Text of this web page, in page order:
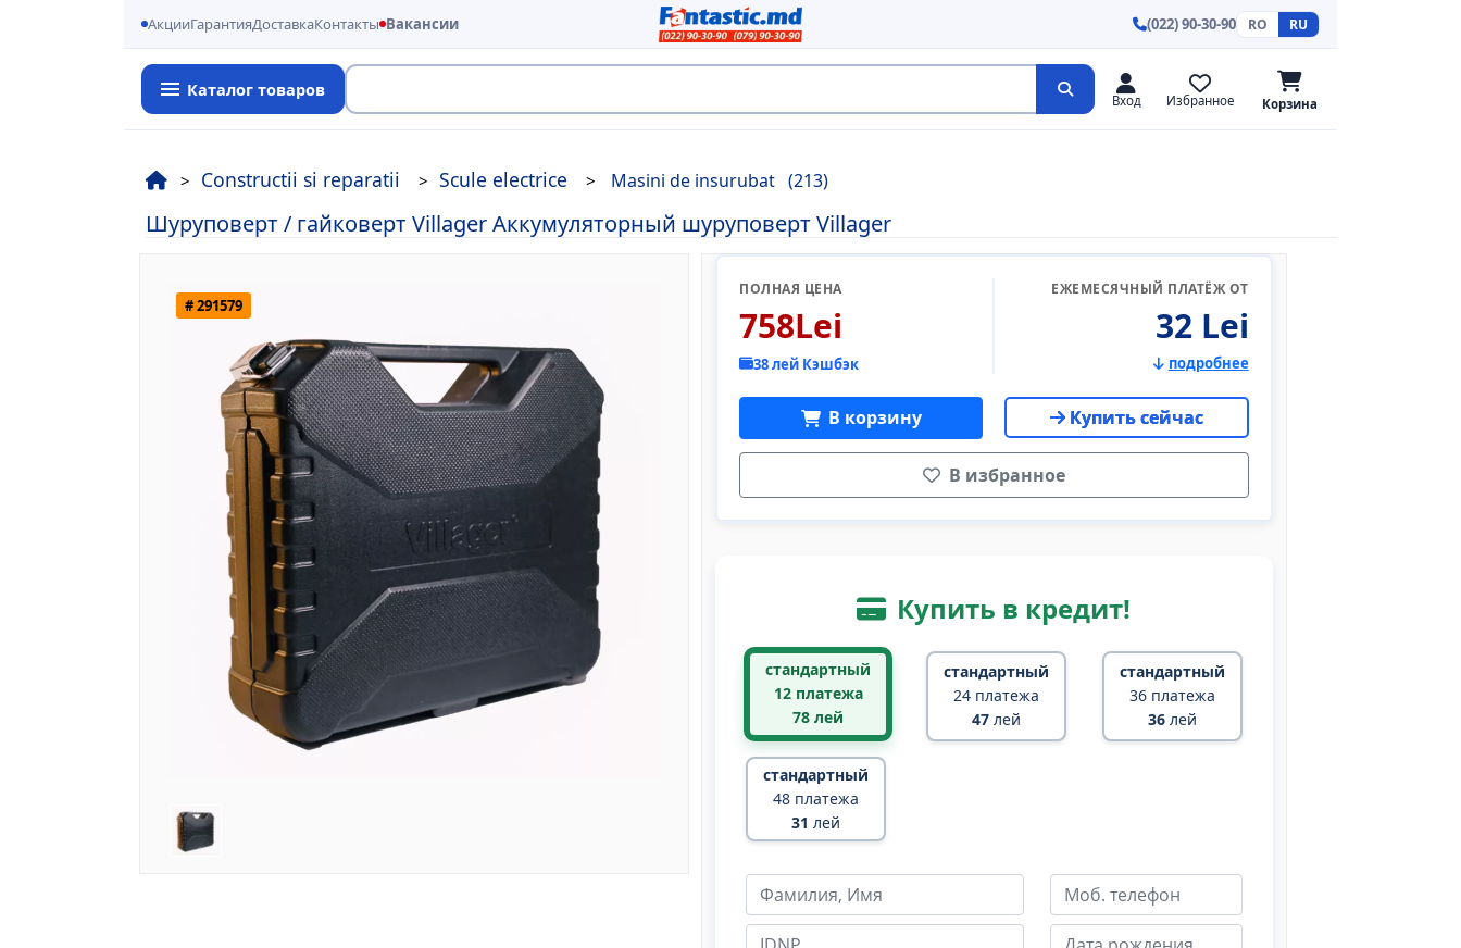
АкцииГарантияДоставкаКонтакты Вакансии (022) 90-30-90 RO RU
Каталог товаров
Вход Избранное Корзина
Constructii si reparatii Scule electrice Masini de insurubat (213)
Шуруповерт / гайковерт Villager Аккумуляторный шуруповерт Villager
# 291579
ПОЛНАЯ ЦЕНА
758Lei
38 лей Кэшбэк
ЕЖЕМЕСЯЧНЫЙ ПЛАТЁЖ ОТ
32 Lei
подробнее
В корзину Купить сейчас
В избранное
Купить в кредит!
стандартный
12 платежа
78 лей
стандартный
24 платежа
47лей
стандартный
36 платежа
36лей
стандартный
48 платежа
31 лей